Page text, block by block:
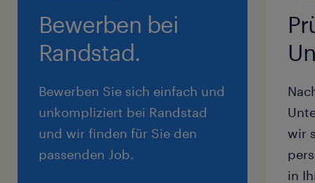
Bewerben bei
Randstad.
Bewerben Sie sich einfach und
unkompliziert bei Randstad
und wir finden für Sie den
passenden Job.
wir
in